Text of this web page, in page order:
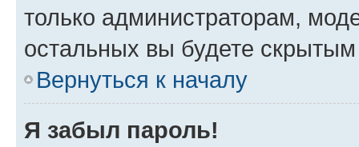
только администраторам,
остальных вы будете
Вернуться к началу
Я забыл пароль!